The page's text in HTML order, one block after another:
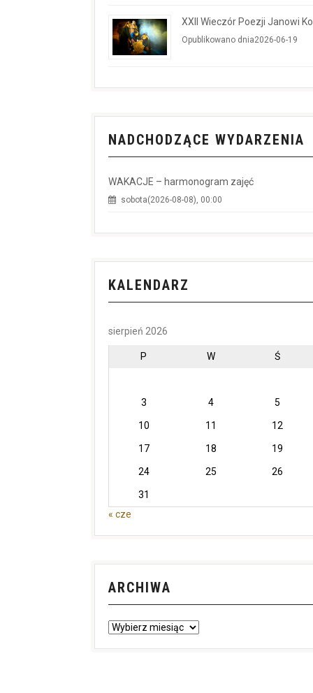
XXII Wieczór Poezji Janowi
Opublikowano dnia2026-06-19
NADCHODZĄCE WYDARZENIA
WAKACJE – harmonogram zajęć
sobota(2026-08-08), 00:00
KALENDARZ
sierpień 2026
P W Ś
3 4 5
10 11 12
17 18 19
24 25 26
31
« cze
ARCHIWA